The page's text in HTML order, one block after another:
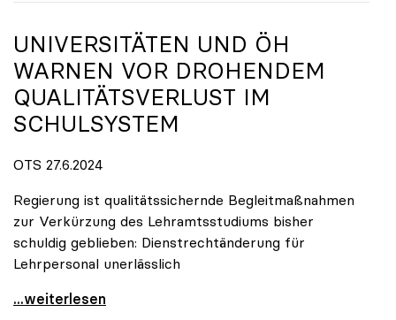
UNIVERSITÄTEN UND ÖH
WARNEN VOR DROHENDEM
QUALITÄTSVERLUST IM
SCHULSYSTEM
OTS 27.6.2024
Regierung ist qualitätssichernde Begleitmaßnahmen
zur Verkürzung des Lehramtsstudiums bisher
schuldig geblieben: Dienstrechtänderung für
Lehrpersonal unerlässlich
Universitäten und ÖH warnen vor drohendem
...weiterlesen